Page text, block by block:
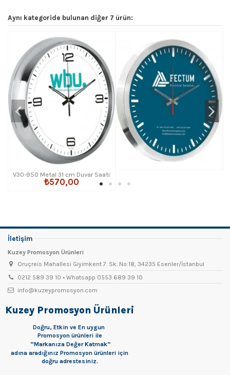
Aynı kategoride bulunan diğer 7 ürün:
V30-950 Metal 31 cm Duvar Saati
₺570,00
İletişim
Kuzey Promosyon Ürünleri
Oruçreis Mahallesi Giyimkent 7. Sk. No:18, 34235 Esenler/İstanbul
0212 589 39 10 • Whatsapp 0553 689 39 10
info@kuzeypromosyon.com
Kuzey Promosyon Ürünleri
Doğru, Etkin ve En uygun
Promosyon ürünleri ile
“Markanıza Değer Katmak”
adına aradığınız Promosyon ürünleri için
doğru adrestesiniz.